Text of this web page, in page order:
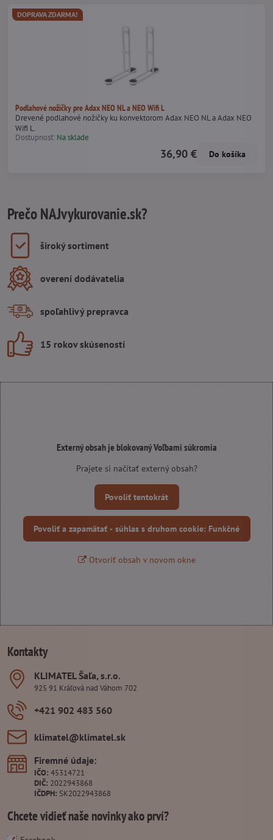
Podlahové nožičky pre Adax NEO NL a NEO Wifi L
DOPRAVA ZDARMA!
Drevené podlahové nožičky ku konvektorom Adax NEO NL a Adax NEO
Wifi L.
Dostupnosť: Na sklade
36,90 € Do košíka
Prečo NAJvykurovanie.sk?
široký sortiment
overení dodávatelia
spoľahlivý prepravca
15 rokov skúseností
Externý obsah je blokovaný Voľbami súkromia
Prajete si načítať externý obsah?
Povoliť tentokrát
Povoliť a zapamätať - súhlas s druhom cookie: Funkčné
Otvoriť obsah v novom okne
Kontakty
KLIMATEL Šaľa, s​.r​.o​.
925 91 Kráľová nad Váhom 702
+421 902 483 560
klimatel​@klimatel​.sk
Firemné údaje:
IČO: 45314721
DIČ: 2022943868
IČDPH: SK2022943868
Chcete vidieť naše novinky ako prví?